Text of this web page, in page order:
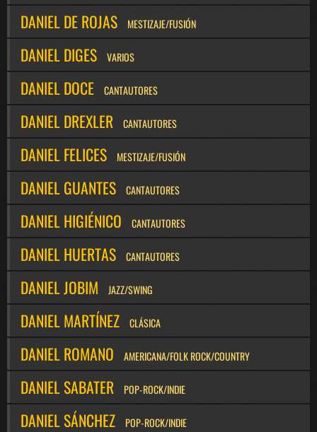
DANIEL DE ROJAS MESTIZAJE/FUSIÓN
DANIEL DIGES VARIOS
DANIEL DOCE CANTAUTORES
DANIEL DREXLER CANTAUTORES
DANIEL FELICES MESTIZAJE/FUSIÓN
DANIEL GUANTES CANTAUTORES
DANIEL HIGIÉNICO CANTAUTORES
DANIEL HUERTAS CANTAUTORES
DANIEL JOBIM JAZZ/SWING
DANIEL MARTÍNEZ CLÁSICA
DANIEL ROMANO AMERICANA/FOLK ROCK/COUNTRY
DANIEL SABATER POP-ROCK/INDIE
DANIEL SÁNCHEZ POP-ROCK/INDIE